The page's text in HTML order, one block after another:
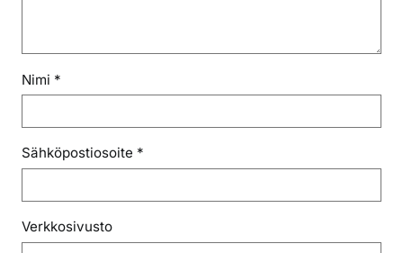
Nimi *
Sähköpostiosoite *
Verkkosivusto